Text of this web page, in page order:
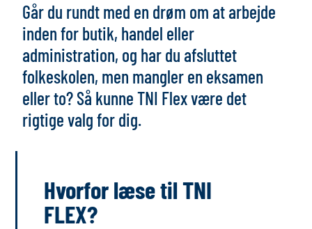
Går du rundt med en drøm om at arbejde
inden for butik, handel eller
administration, og har du afsluttet
folkeskolen, men mangler en eksamen
eller to? Så kunne TNI Flex være det
rigtige valg for dig.
Hvorfor læse til TNI
FLEX?